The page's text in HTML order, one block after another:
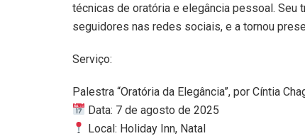
técnicas de oratória e elegância pessoal. Seu
seguidores nas redes sociais, e a tornou
Serviço:
Palestra “Oratória da Elegância”, por Cíntia
Data: 7 de agosto de 2025
Local: Holiday Inn, Natal